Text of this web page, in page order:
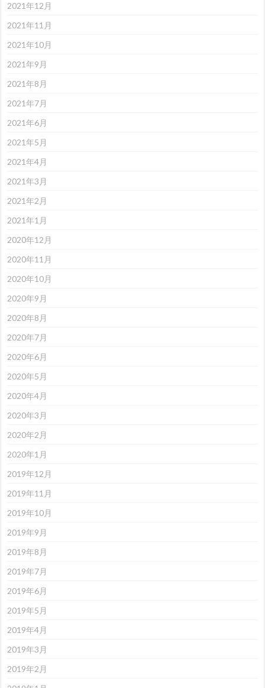
2021年12月
2021年11月
2021年10月
2021年9月
2021年8月
2021年7月
2021年6月
2021年5月
2021年4月
2021年3月
2021年2月
2021年1月
2020年12月
2020年11月
2020年10月
2020年9月
2020年8月
2020年7月
2020年6月
2020年5月
2020年4月
2020年3月
2020年2月
2020年1月
2019年12月
2019年11月
2019年10月
2019年9月
2019年8月
2019年7月
2019年6月
2019年5月
2019年4月
2019年3月
2019年2月